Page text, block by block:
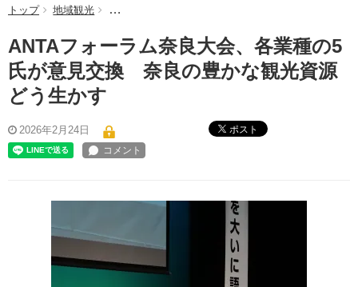
トップ 地域観光 ANTAフォーラム奈良大会、各業種の5氏が意見交
ANTAフォーラム奈良大会、各業種の5
氏が意見交換 奈良の豊かな観光資源
どう生かす
2026年2月24日 ポスト